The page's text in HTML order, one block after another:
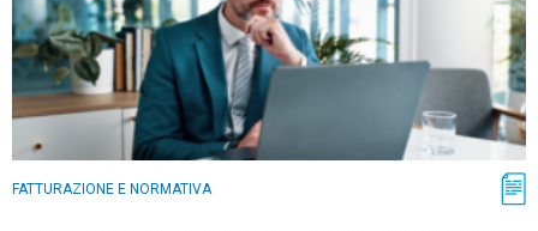
FATTURAZIONE E NORMATIVA